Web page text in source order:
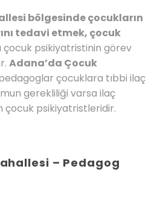
bölgesinde çocukların
tedavi etmek, çocuk
çocuk psikiyatristinin görev
Adana’da Çocuk
çocuklara tıbbi ilaç
gerekliliği varsa ilaç
çocuk psikiyatristleridir.
– Pedagog